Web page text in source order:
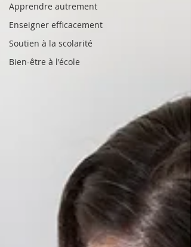
Apprendre autrement
Enseigner efficacement
Soutien à la scolarité
Bien-être à l'école